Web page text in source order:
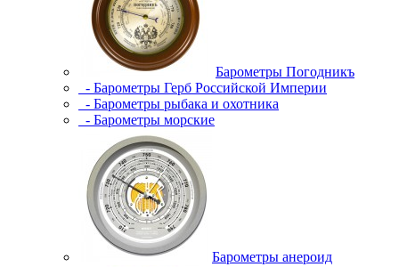
Барометры Погодникъ
- Барометры Герб Российской Империи
- Барометры рыбака и охотника
- Барометры морские
Барометры анероид